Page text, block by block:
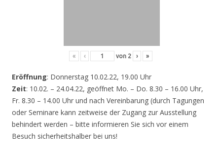
« ‹ von 2 › »
Eröffnung: Donnerstag 10.02.22, 19.00 Uhr
Zeit: 10.02. – 24.04.22, geöffnet Mo. – Do. 8.30 – 16.00 Uhr,
Fr. 8.30 – 14.00 Uhr und nach Vereinbarung (durch Tagungen
oder Seminare kann zeitweise der Zugang zur Ausstellung
behindert werden – bitte informieren Sie sich vor einem
Besuch sicherheitshalber bei uns!